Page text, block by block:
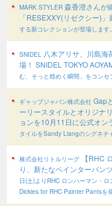
MARK STYLER 森香澄さんが
「RESEXXY(リゼクシー)
する新コレクションが登場します。
SNIDEL 八木アリサ、川島
場！ SNIDEL TOKYO
む、そっと煌めく瞬間」をコンセ
ギャップジャパン株式会社 Gap
ーリースタイルとオリジナ
ョンを10月11日に公式オ
タイルをSandy Liangのシグネチ
株式会社リトルリーグ 【RHC
り、新たなペインターパン
日(土)よりRHC ロンハーマン・
Dickies for RHC Painter Pantsを